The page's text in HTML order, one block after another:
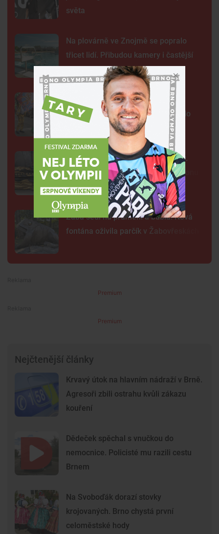
světa
Na plovárně ve Znojmě se popralo
třicet lidí. Přibudou kamery i častější
hlídky
FOTO: Ulicemi Brna se prohnal
karnevalový průvod. Lidi přenesl do
exotické Brazílie
Neobvyklá pacientka u svaté Anny.
Lékaři vyšetřili 700 let starou madonu
Žába sedí na prameni a bublá. Nová
fontána oživila parčík v Žabovřeskách
Premium
Premium
Nejčtenější články
Krvavý útok na hlavním nádraží v Brně.
Agresoři zbili ostrahu kvůli zákazu
kouření
Dědeček spěchal s vnučkou do
nemocnice. Policisté mu razili cestu
Brnem
Na Svoboďák dorazí stovky
krojovaných. Brno chystá první
celoměstské hody